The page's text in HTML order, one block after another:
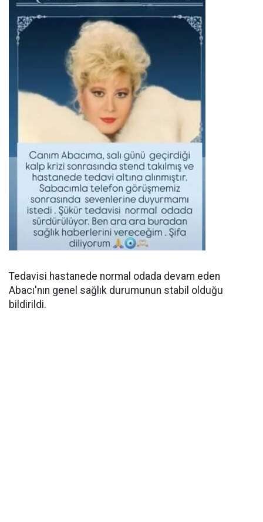
Tedavisi hastanede normal odada devam eden
Abacı'nın genel sağlık durumunun stabil olduğu
bildirildi.